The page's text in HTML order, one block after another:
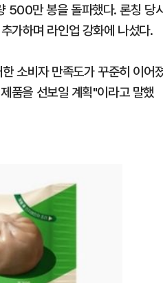
500만 봉을 돌파했다. 론칭 당
가하며 라인업 강화에 나섰다.
소비자 만족도가 꾸준히 이어
품을 선보일 계획"이라고 말했